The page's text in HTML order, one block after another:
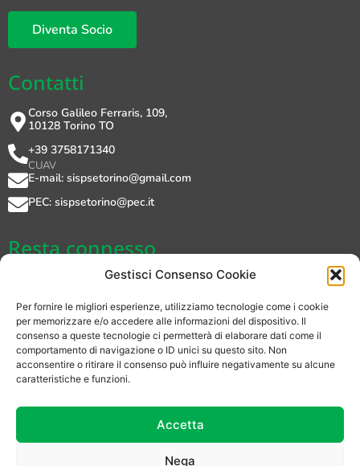
Gestisci Consenso Cookie
Per fornire le migliori esperienze, utilizziamo tecnologie come i cookie
per memorizzare e/o accedere alle informazioni del dispositivo. Il
consenso a queste tecnologie ci permetterà di elaborare dati come il
comportamento di navigazione o ID unici su questo sito. Non
acconsentire o ritirare il consenso può influire negativamente su alcune
caratteristiche e funzioni.
Accetta
Nega
Diventa Socio
Contatti
Corso Galileo Ferraris, 109,
10128 Torino TO
+39 3758171340
CUAV
E-mail: sispsetorino@gmail.com
PEC: sispsetorino@pec.it
Resta connesso
Privacy Policy
Cookie Policy (UE)
Login
Account